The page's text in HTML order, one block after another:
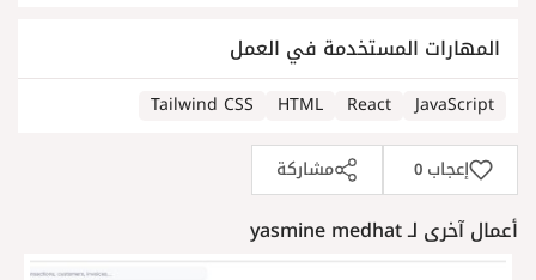
المهارات المستخدمة في العمل
JavaScript
React
HTML
Tailwind CSS
إعجاب 0 مشاركة
أعمال آخرى لـ yasmine medhat